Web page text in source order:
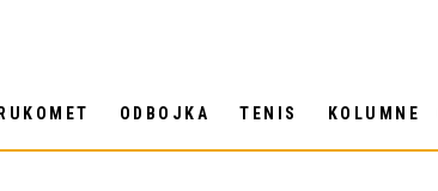
RUKOMET ODBOJKA TENIS KOLUMNE